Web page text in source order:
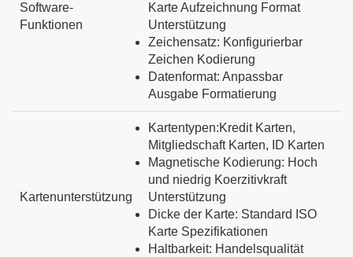
Software-
Funktionen
KarteAufzeichnung Format
Unterstützung
Zeichensatz: Konfigurierbar
Zeichen Kodierung
Datenformat: Anpassbar
Ausgabe Formatierung
Kartenunterstützung
Kartentypen:Kredit Karten,
Mitgliedschaft Karten, ID Karten
Magnetische Kodierung: Hoch
und niedrig Koerzitivkraft
Unterstützung
Dicke der Karte: Standard
ISO
Karte Spezifikationen
Haltbarkeit: Handelsqualität